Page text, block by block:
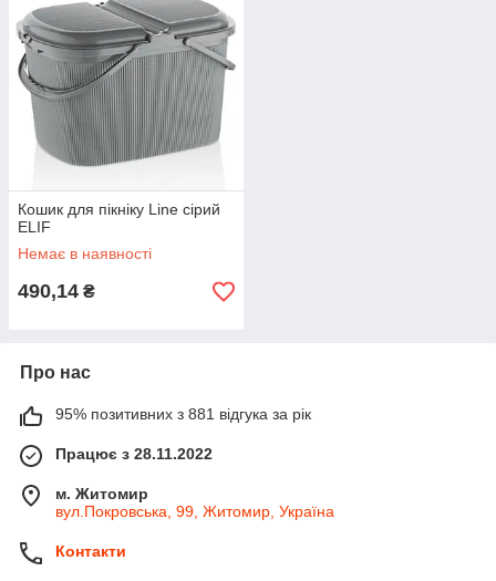
Кошик для пікніку Line сірий
ELIF
Немає в наявності
490,14 ₴
Про нас
95% позитивних з 881 відгука за рік
Працює з 28.11.2022
м. Житомир
вул.Покровська, 99, Житомир, Україна
Контакти